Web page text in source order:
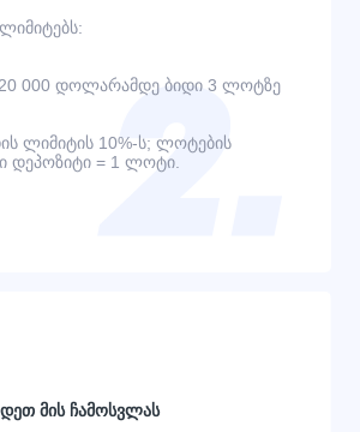
000 დოლარამდე ბიდი 3 ლოტზე
ლიმიტის 10%-ს; ლოტების
დეპოზიტი = 1 ლოტი.
მის ჩამოსვლას